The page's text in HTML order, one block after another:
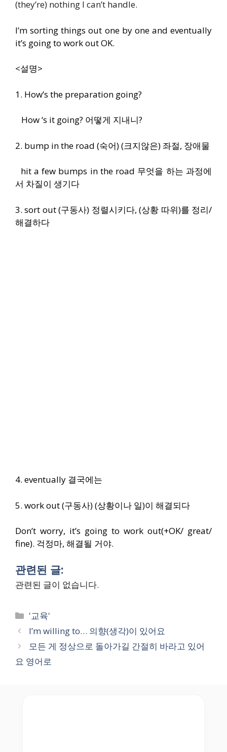
(they’re) nothing I can’t handle.
I’m sorting things out one by one and eventually
it’s going to work out OK.
<설명>
1. How’s the preparation going?
How ‘s it going? 어떻게 지내니?
2. bump in the road (숙어) (크지않은) 좌절, 장애물
hit a few bumps in the road 무엇을 하는 과정에
서 차질이 생기다
3. sort out (구동사) 정렬시키다, (상황 따위)를 정리/
해결하다
4. eventually 결국에는
5. work out (구동사) (상황이나 일)이 해결되다
Don’t worry, it’s going to work out(+OK/ great/
fine). 걱정마, 해결될 거야.
관련된 글:
관련된 글이 없습니다.
Categories
'교육'
I’m willing to… 의향(생각)이 있어요
모든 게 정상으로 돌아가길 간절히 바라고 있어
요 영어로